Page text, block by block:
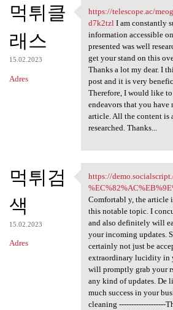
먹튀클
래스
15.02.2023
Adres
https://telescope.ac
https://telescope.ac/
d7k2tzlI am constantly
information accessible
presented was well
get your stand on this
Thanks a lot my dear. I
post and it is very
Therefore, I would like
endeavors that you
article. All the content is
researched. Thanks...
먹튀검
색
15.02.2023
Adres
https://
https://
Comfortabl y, the article
this notable topic. I
and also definitely will
your incoming updates.
certainly not just be
extraordinary lucidity
will promptly grab your
any kind of updates. De
much success in your
cleaning -------------------